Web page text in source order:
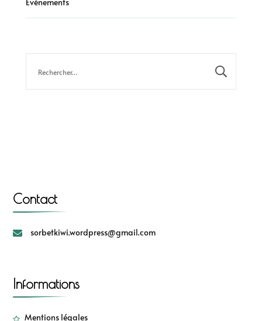
Contact
sorbetkiwi.wordpress@gmail.com
Informations
Mentions légales